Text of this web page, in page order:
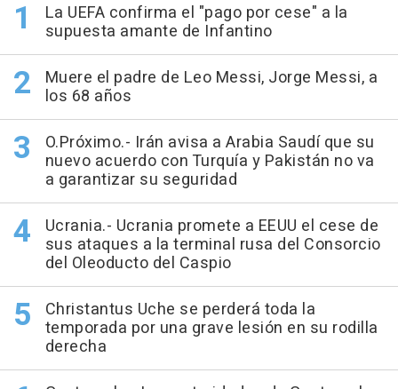
La UEFA confirma el "pago por cese" a la
supuesta amante de Infantino
Muere el padre de Leo Messi, Jorge Messi, a
los 68 años
O.Próximo.- Irán avisa a Arabia Saudí que su
nuevo acuerdo con Turquía y Pakistán no va
a garantizar su seguridad
Ucrania.- Ucrania promete a EEUU el cese de
sus ataques a la terminal rusa del Consorcio
del Oleoducto del Caspio
Christantus Uche se perderá toda la
temporada por una grave lesión en su rodilla
derecha